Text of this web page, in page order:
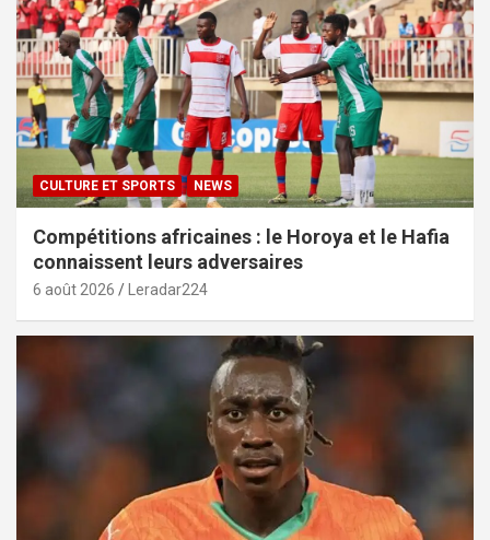
CULTURE ET SPORTS NEWS
Compétitions africaines : le Horoya et le Hafia
connaissent leurs adversaires
6 août 2026 Leradar224